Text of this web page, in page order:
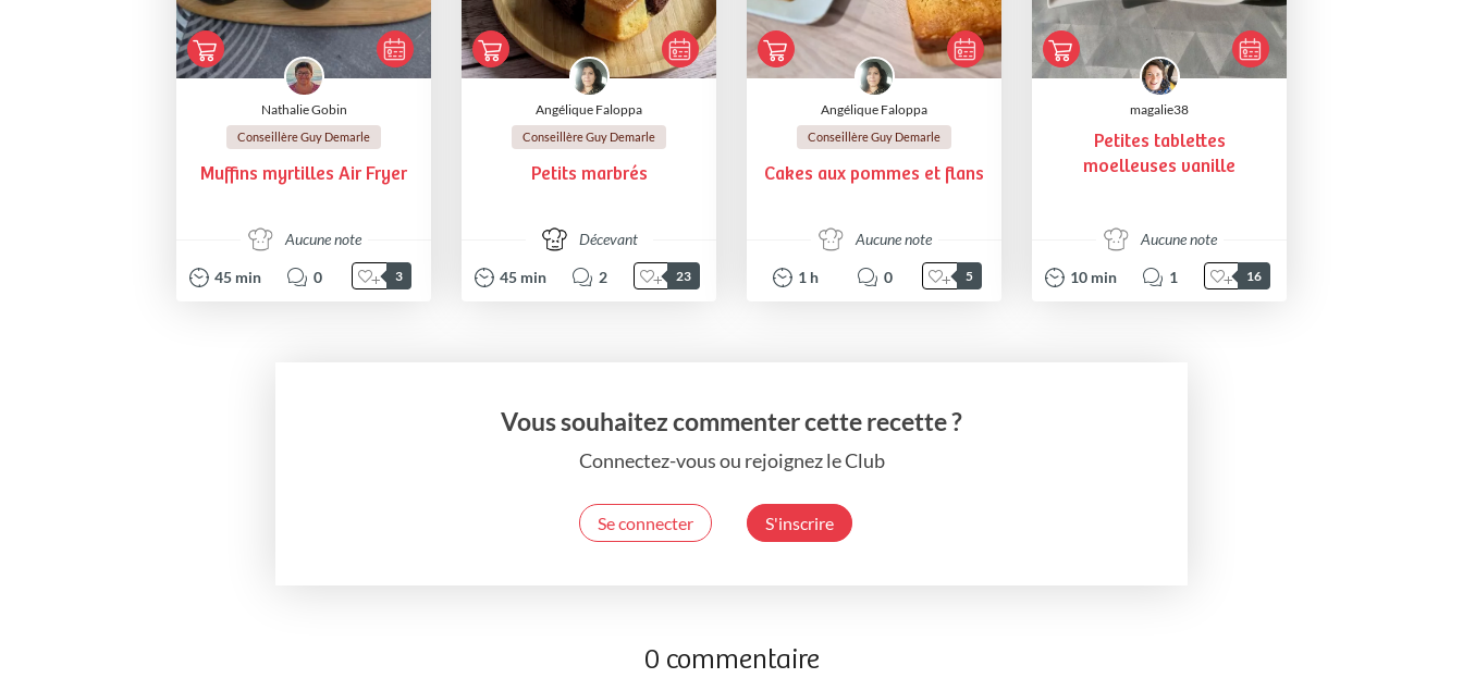
Nathalie Gobin
Conseillère Guy Demarle
Muffins myrtilles Air Fryer
Aucune note
45 min 0 3
Angélique Faloppa
Conseillère Guy Demarle
Petits marbrés
Décevant
45 min 2 23
Angélique Faloppa
Conseillère Guy Demarle
Cakes aux pommes et flans
Aucune note
1 h 0 5
magalie38
Petites tablettes
moelleuses vanille
Aucune note
10 min 1 16
Vous souhaitez commenter cette recette ?
Connectez-vous ou rejoignez le Club
Se connecter S'inscrire
0 commentaire